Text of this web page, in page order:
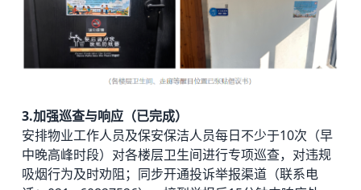
3.加强巡查与响应（已完成）
安排物业工作人员及保安保洁人员每日不少于10次（早
中晚高峰时段）对各楼层卫生间进行专项巡查，对违规
吸烟行为及时劝阻；同步开通投诉举报渠道（联系电